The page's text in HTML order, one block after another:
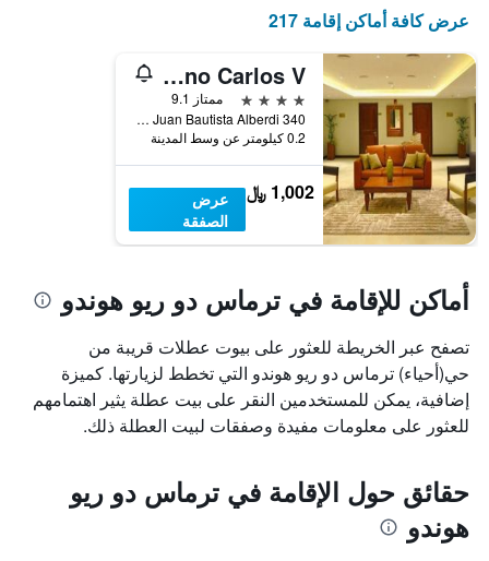
يعرض
أيام
الأسبوع.
يتضمن
المخطط
التالي
محور
Y
الذي
يعرض
متوسط
عرض كافة أماكن إقامة 217
Amerian Hotel Casino Carlos V
4 نجوم
ممتاز 9.1
Avda Juan Bautista Alberdi 340, ترماس دو ريو هوندو, محافظة سانتياغو ديل استيرو, الأرجنتين
0.2 كيلومتر عن وسط المدينة
1,002 ﷼
عرض
الصفقة
أماكن للإقامة في ترماس دو ريو هوندو
تصفح عبر الخريطة للعثور على بيوت عطلات قريبة من
حي(أحياء) ترماس دو ريو هوندو التي تخطط لزيارتها. كميزة
إضافية، يمكن للمستخدمين النقر على بيت عطلة يثير اهتمامهم
للعثور على معلومات مفيدة وصفقات لبيت العطلة ذلك.
حقائق حول الإقامة في ترماس دو ريو
هوندو